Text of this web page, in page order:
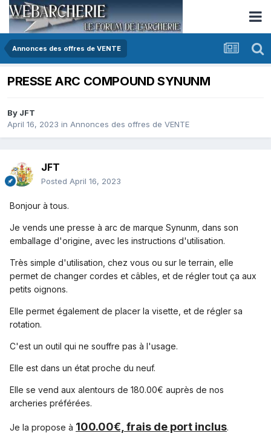
Annonces des offres de VENTE
PRESSE ARC COMPOUND SYNUNM
By JFT
April 16, 2023 in Annonces des offres de VENTE
JFT
Posted April 16, 2023
Bonjour à tous.
Je vends une presse à arc de marque Synunm, dans son
emballage d'origine, avec les instructions d'utilisation.
Très simple d'utilisation, chez vous ou sur le terrain, elle
permet de changer cordes et câbles, et de régler tout ça aux
petits oignons.
Elle permet également de placer la visette, et de régler sa
rotation.
C'est un outil qui ne souffre pas à l'usage.
Elle est dans un état proche du neuf.
Elle se vend aux alentours de 180.00€ auprès de nos
archeries préférées.
Je la propose à 100.00€, frais de port inclus.